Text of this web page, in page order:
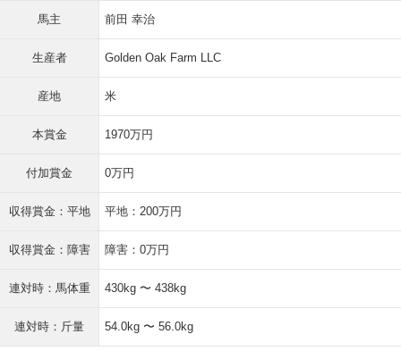
馬主 前田 幸治
生産者 Golden Oak Farm LLC
産地 米
本賞金 1970万円
付加賞金 0万円
収得賞金：平地 平地：200万円
収得賞金：障害 障害：0万円
連対時：馬体重 430kg 〜 438kg
連対時：斤量 54.0kg 〜 56.0kg